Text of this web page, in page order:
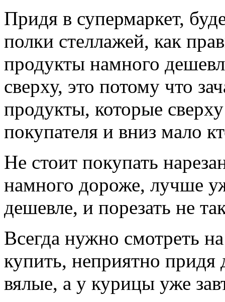
Придя в супермаркет,
полки стеллажей, как
продукты намного
сверху, это потому что
продукты, которые
покупателя и вниз мало
Не стоит покупать
намного дороже, лучше
дешевле, и порезать не
Всегда нужно смотреть
купить, неприятно придя
вялые, а у курицы уже